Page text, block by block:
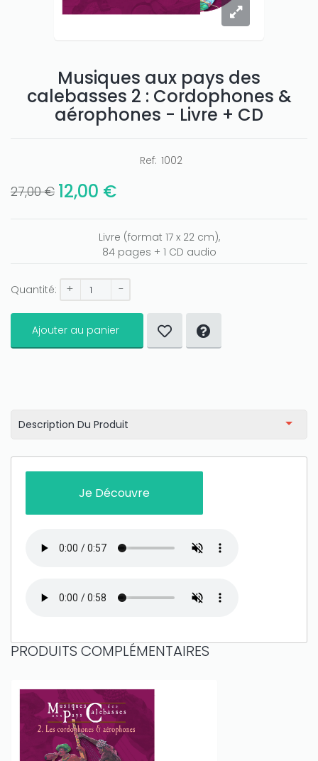
Musiques aux pays des
calebasses 2 : Cordophones &
aérophones - Livre + CD
Ref: 1002
27,00 € 12,00 €
Livre (format 17 x 22 cm),
84 pages + 1 CD audio
Quantité: + -
Ajouter au panier
Description Du Produit
Je Découvre
PRODUITS COMPLÉMENTAIRES